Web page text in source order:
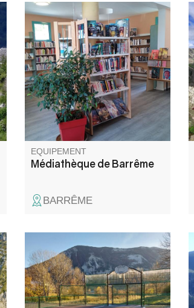
Livres, musique, film... pour
tous les goûts et tous les
besoins.
EQUIPEMENT
Médiathèque de Barrême
BARRÊME